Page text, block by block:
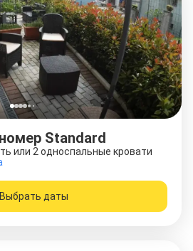
Standard
или 2 односпальные кровати
Выбрать даты